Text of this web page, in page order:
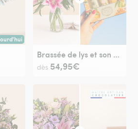
dès aujourd'hui (pour toute commande passée
Brassée de lys et son coffret crèmes mains - Panier des sens
dès 54,95€